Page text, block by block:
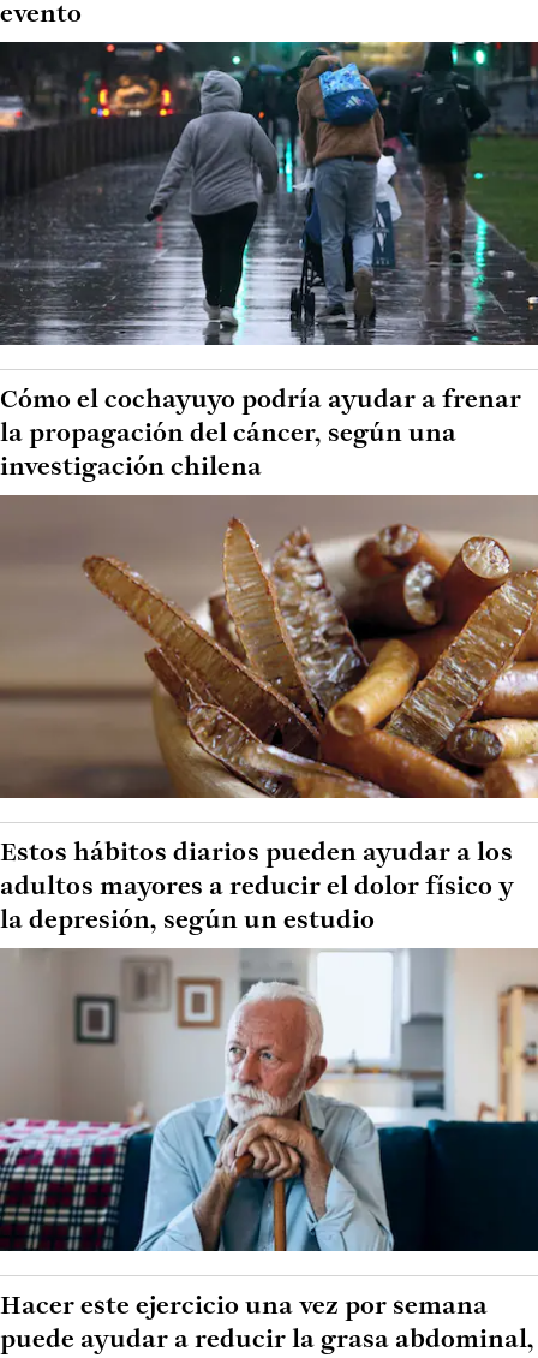
evento
Cómo el cochayuyo podría ayudar a frenar
la propagación del cáncer, según una
investigación chilena
Estos hábitos diarios pueden ayudar a los
adultos mayores a reducir el dolor físico y
la depresión, según un estudio
Hacer este ejercicio una vez por semana
puede ayudar a reducir la grasa abdominal,